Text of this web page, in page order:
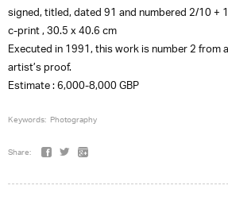
signed, titled, dated91 and numbered2/10 + 1
c-print , 30.5 x 40.6 cm
Executed in 1991, this work is number 2 from
artist’s proof.
Estimate : 6,000-8,000 GBP
Keywords: Photography
Share: